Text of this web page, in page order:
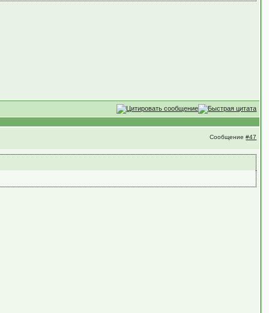
Сообщение#47